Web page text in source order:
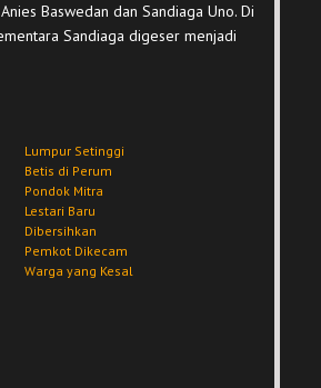
Baswedan dan Sandiaga Uno. Di
Sandiaga digeser menjadi
Lumpur Setinggi
Betis di Perum
Pondok Mitra
Lestari Baru
Dibersihkan
Pemkot Dikecam
Warga yang Kesal